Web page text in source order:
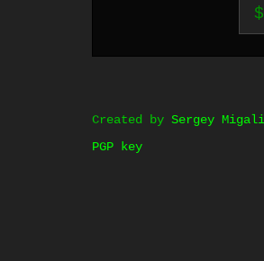
$
Created by Sergey
PGP key